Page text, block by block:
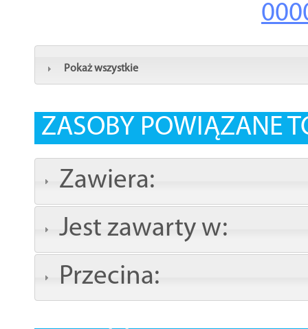
Pokaż wszystkie
ZASOBY POWIĄZANE
Zawiera:
Jest zawarty w:
Przecina: